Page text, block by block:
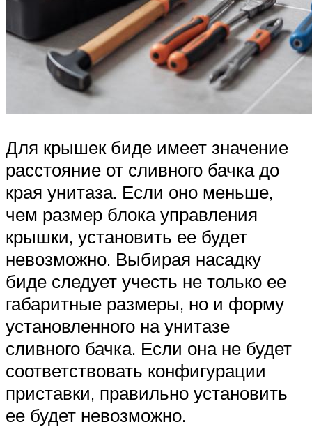
Для крышек биде имеет значение
расстояние от сливного бачка до
края унитаза. Если оно меньше,
чем размер блока управления
крышки, установить ее будет
невозможно. Выбирая насадку
биде следует учесть не только ее
габаритные размеры, но и форму
установленного на унитазе
сливного бачка. Если она не будет
соответствовать конфигурации
приставки, правильно установить
ее будет невозможно.